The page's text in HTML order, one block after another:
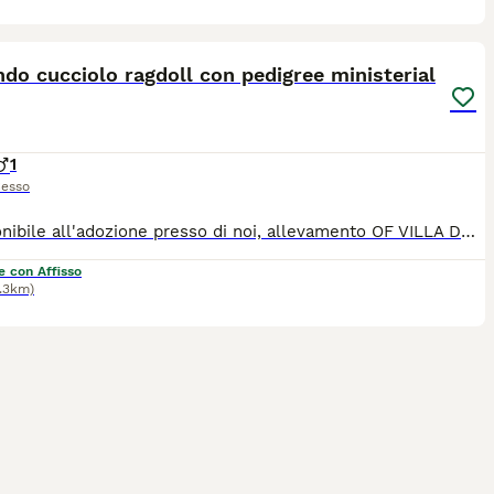
cucciolo ragdoll con pedigree ministerial
1
E' disponibile all'adozione presso di noi, allevamento OF VILLA DESIRE RAGDOLLS bellissimo cucciolo con occhi come zaffiri, nel colore seal bicolore, è figlio di Grandi Campioni Internazionali. Il suo carattere è dolcissimo, affettuoso e interagisce sempre con noi umani, speciale e adorabile. Proviene da linee genetiche di grande qualità e puo' essere adottato. E' ceduto con pedigree ministeriale, libretto sanitario, sverminazioni e con vaccinazione pentavalente completa. I genitori sono testati per le piu' gravi malattie genetiche ed infettive quali, HCM, PKD, Fiv e FeLV e saranno rilasciate copie dei certificati ai nuovi proprietari. I cuccioli sono amati ed educati e socializzati al contatto umano, crescono nella nostra famiglia e potrà essere visibile presso di noi su appuntamento. Per altre info e foto pregasi prendere contatto w.app con noi.
con Affisso